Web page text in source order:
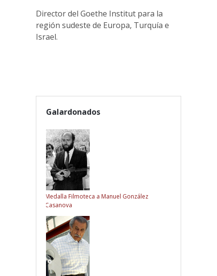
Director del Goethe Institut para la
región sudeste de Europa, Turquía e
Israel.
Galardonados
Medalla Filmoteca a Manuel González
Casanova